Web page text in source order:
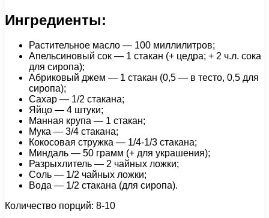
Ингредиенты:
Растительное масло — 100 миллилитров;
Апельсиновый сок — 1 стакан (+ цедра; + 2 ч.л. сока
для сиропа);
Абриковый джем — 1 стакан (0,5 — в тесто, 0,5 для
сиропа);
Сахар — 1/2 стакана;
Яйцо — 4 штуки;
Манная крупа — 1 стакан;
Мука — 3/4 стакана;
Кокосовая стружка — 1/4-1/3 стакана;
Миндаль — 50 грамм (+ для украшения);
Разрыхлитель — 2 чайных ложки;
Соль — 1/2 чайных ложки;
Вода — 1/2 стакана (для сиропа).
Количество порций: 8-10